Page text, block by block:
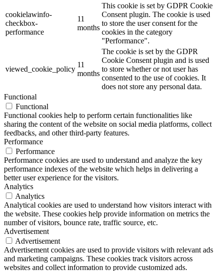
cookielawinfo-
checkbox-
performance
11
months
This cookie is set by GDPR Cookie
Consent plugin. The cookie is used
to store the user consent for the
cookies in the category
"Performance".
viewed_cookie_policy
11
months
The cookie is set by the GDPR
Cookie Consent plugin and is used
to store whether or not user has
consented to the use of cookies. It
does not store any personal data.
Functional
Functional
Functional cookies help to perform certain functionalities like
sharing the content of the website on social media platforms, collect
feedbacks, and other third-party features.
Performance
Performance
Performance cookies are used to understand and analyze the key
performance indexes of the website which helps in delivering a
better user experience for the visitors.
Analytics
Analytics
Analytical cookies are used to understand how visitors interact with
the website. These cookies help provide information on metrics the
number of visitors, bounce rate, traffic source, etc.
Advertisement
Advertisement
Advertisement cookies are used to provide visitors with relevant ads
and marketing campaigns. These cookies track visitors across
websites and collect information to provide customized ads.